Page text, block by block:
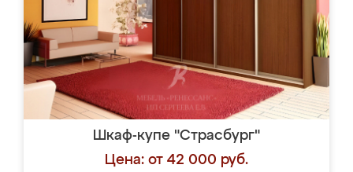
Шкаф-купе "Страсбург"
Цена: от 42 000 руб.